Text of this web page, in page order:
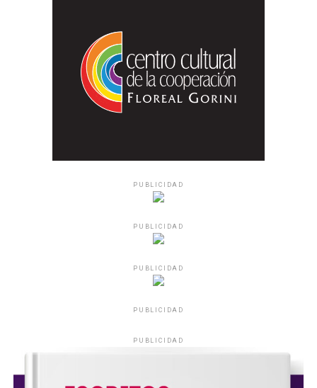
PUBLICIDAD
PUBLICIDAD
PUBLICIDAD
PUBLICIDAD
PUBLICIDAD